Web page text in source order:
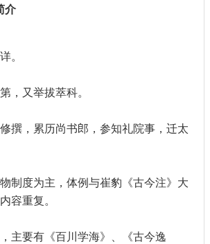
介
。
，又举拔萃科。
撰，累历尚书郎，参知礼院事，迁太
制度为主，体例与崔豹《古今注》大
容重复。
主要有《百川学海》、《古今逸